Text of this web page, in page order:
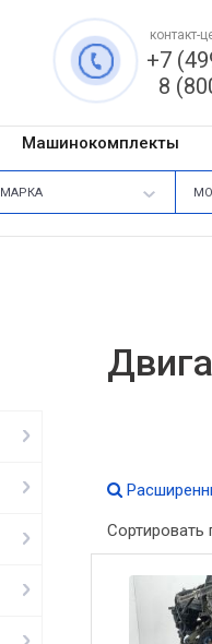
контакт-
+7
8
Машинокомплекты
МАРКА
Сортировать